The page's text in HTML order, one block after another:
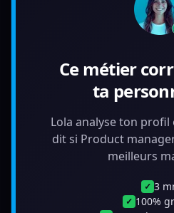
Ce métier
ta
Lola analyse ton
dit si Product
meilleurs
✓ 3
✓ 100%